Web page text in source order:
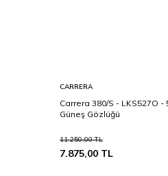
CARRERA
Carrera 380/S - LKS527O -
Güneş Gözlüğü
11.250,00TL
7.875,00 TL